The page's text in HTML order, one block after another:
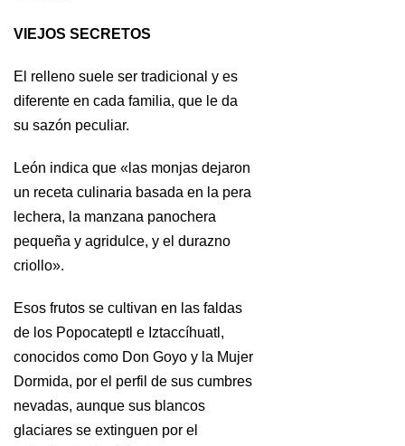
VIEJOS SECRETOS
El relleno suele ser tradicional y es
diferente en cada familia, que le da
su sazón peculiar.
León indica que «las monjas dejaron
un receta culinaria basada en la pera
lechera, la manzana panochera
pequeña y agridulce, y el durazno
criollo».
Esos frutos se cultivan en las faldas
de los Popocateptl e Iztaccíhuatl,
conocidos como Don Goyo y la Mujer
Dormida, por el perfil de sus cumbres
nevadas, aunque sus blancos
glaciares se extinguen por el